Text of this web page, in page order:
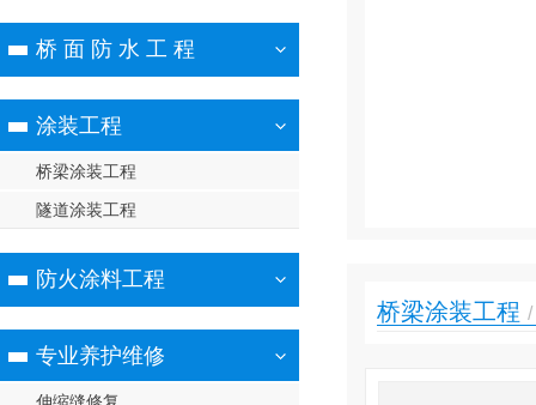
桥 面 防 水 工 程
涂装工程
桥梁涂装工程
隧道涂装工程
防火涂料工程
专业养护维修
桥梁涂装工程